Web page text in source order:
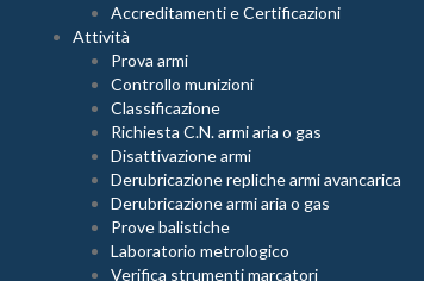
Accreditamenti e Certificazioni
Attività
Prova armi
Controllo munizioni
Classificazione
Richiesta C.N. armi aria o gas
Disattivazione armi
Derubricazione repliche armi avancarica
Derubricazione armi aria o gas
Prove balistiche
Laboratorio metrologico
Verifica strumenti marcatori